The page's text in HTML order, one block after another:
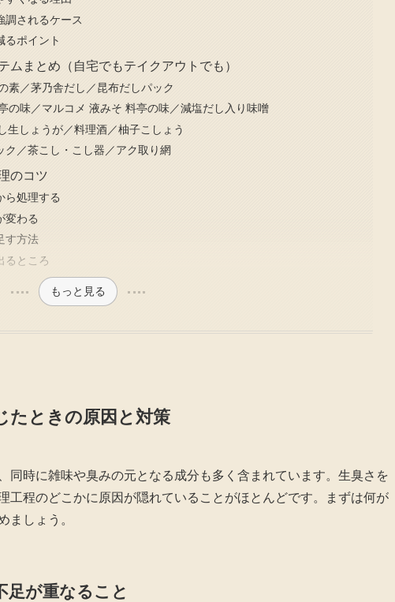
調されるケース
るポイント
ムまとめ（自宅でもテイクアウトでも）
素／茅乃舎だし／昆布だしパック
の味／マルコメ 液みそ 料亭の味／減塩だし入り味噌
生しょうが／料理酒／柚子こしょう
ク／茶こし・こし器／アク取り網
のコツ
ら処理する
変わる
す方法
るところ
もっと見る
たときの原因と対策
同時に雑味や臭みの元となる成分も多く含まれています。生臭さを
工程のどこかに原因が隠れていることがほとんどです。まずは何が
ましょう。
足が重なること